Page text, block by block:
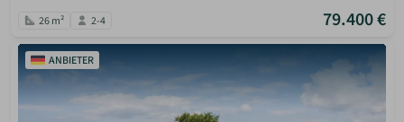
26 m² 2-4 79.400 €
ANBIETER